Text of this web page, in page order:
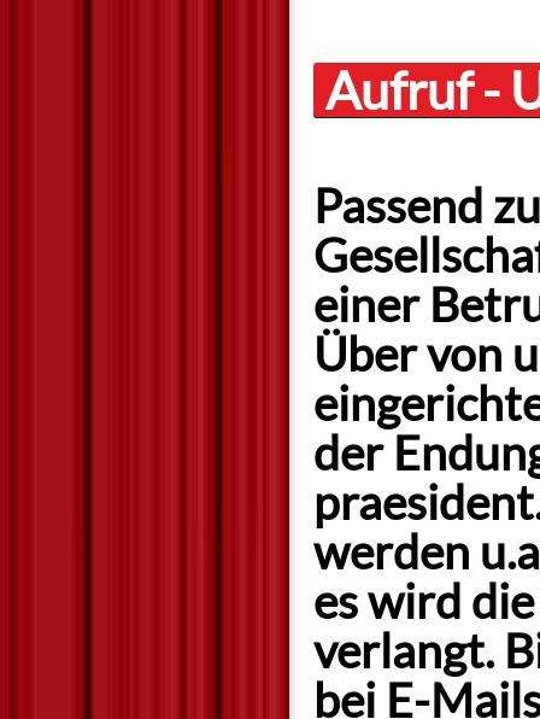
Aufruf -
Passend
einer
Über von
der
werden
es wird
verlangt.
bei E-